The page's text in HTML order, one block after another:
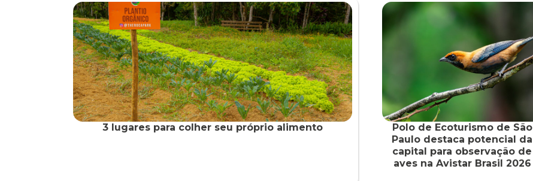
3 lugares para colher seu próprio alimento
Polo de Ecoturismo de São
Paulo destaca potencial da
capital para observação de
aves na Avistar Brasil 2026